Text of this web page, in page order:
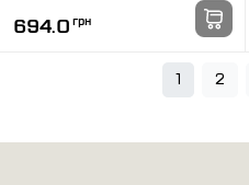
694.0 грн
1 2